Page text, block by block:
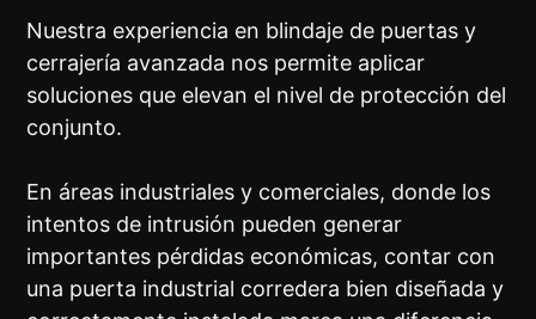
Nuestra experiencia en blindaje de puertas y
cerrajería avanzada nos permite aplicar
soluciones que elevan el nivel de protección del
conjunto.
En áreas industriales y comerciales, donde los
intentos de intrusión pueden generar
importantes pérdidas económicas, contar con
una puerta industrial corredera bien diseñada y